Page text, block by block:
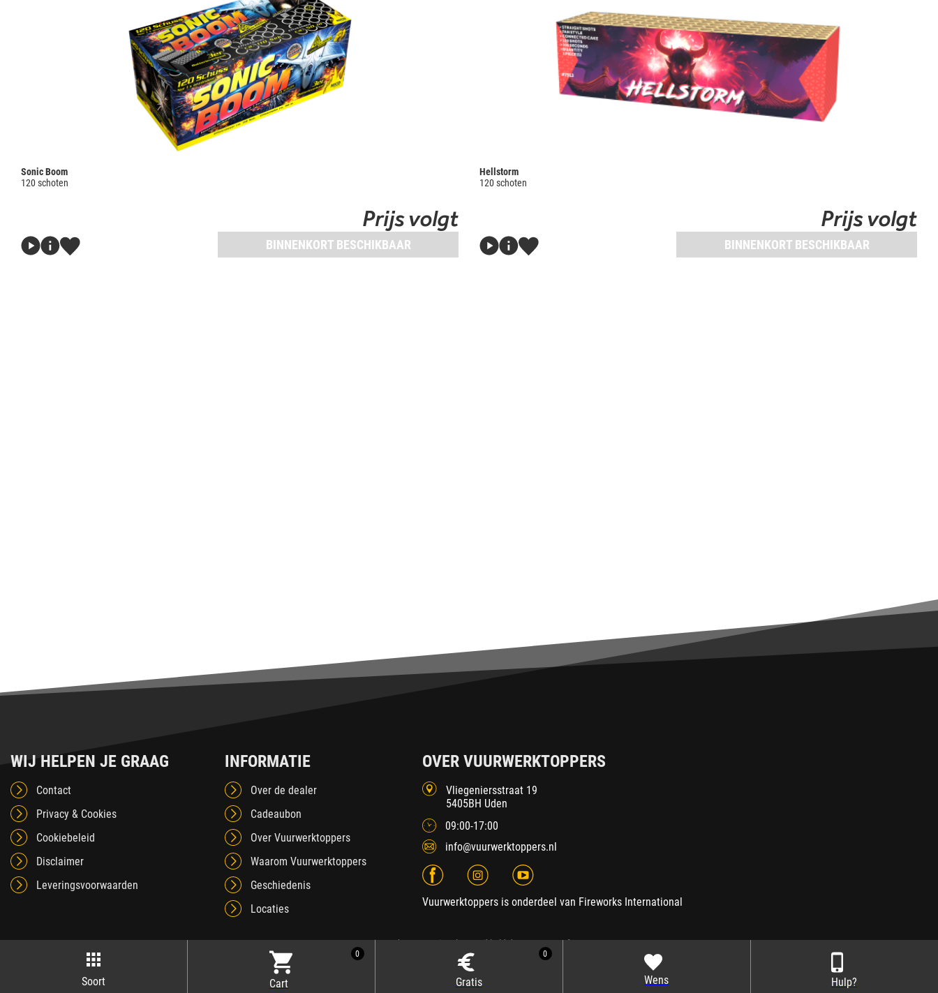
Soort
0
Cart
0
Gratis Wens Hulp?
Sonic Boom
120 schoten
Prijs volgt
BINNENKORT BESCHIKBAAR
Hellstorm
120 schoten
Prijs volgt
BINNENKORT BESCHIKBAAR
WIJ HELPEN JE GRAAG
Contact
Privacy & Cookies
Cookiebeleid
Disclaimer
Leveringsvoorwaarden
INFORMATIE
Over de dealer
Cadeaubon
Over Vuurwerktoppers
Waarom Vuurwerktoppers
Geschiedenis
Locaties
OVER VUURWERKTOPPERS
Vliegeniersstraat 19
5405BH Uden
09:00-17:00
info@vuurwerktoppers.nl
Vuurwerktoppers is onderdeel van Fireworks International
2026 Fireworks International| Ontwikkeld doorSEDNA.software